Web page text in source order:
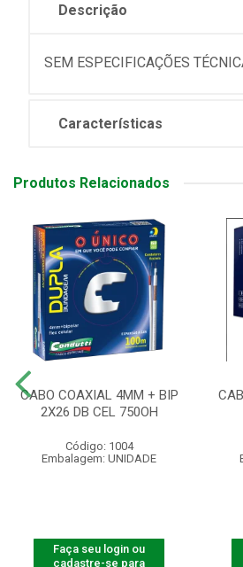
Descrição
SEM ESPECIFICAÇÕES
Características
Produtos Relacionados
CABO COAXIAL 4MM + BIP
2X26 DB CEL 750OH
Código: 1004
Embalagem: UNIDADE
Faça seu login ou
cadastre-se para